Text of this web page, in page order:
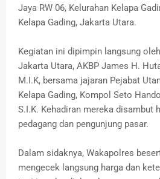
Jaya RW 06, Kelurahan Kelapa
Kelapa Gading, Jakarta Utara.
Kegiatan ini dipimpin langsung
Jakarta Utara, AKBP James H.
M.I.K, bersama jajaran Pejabat
Kelapa Gading, Kompol Seto
S.I.K. Kehadiran mereka disambut
pedagang dan pengunjung pasar.
Dalam sidaknya, Wakapolres
mengecek langsung harga dan